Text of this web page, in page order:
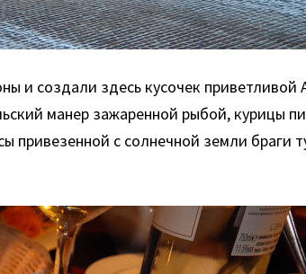
и создали здесь кусочек
манер зажаренной рыбой, курицы
привезенной с солнечной земли браги